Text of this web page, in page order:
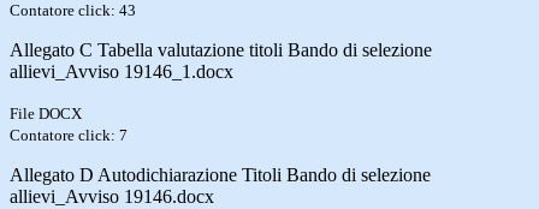
Contatore click: 43
Allegato C Tabella valutazione titoli Bando di selezione
allievi_Avviso 19146_1.docx
File DOCX
Contatore click: 7
Allegato D Autodichiarazione Titoli Bando di selezione
allievi_Avviso 19146.docx